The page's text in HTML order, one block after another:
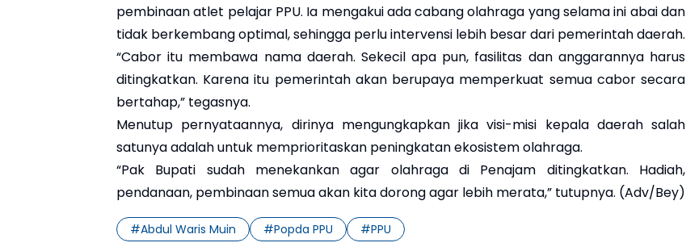
pembinaan atlet pelajar PPU. Ia mengakui ada cabang olahraga yang selama ini abai dan
tidak berkembang optimal, sehingga perlu intervensi lebih besar dari pemerintah daerah.
“Cabor itu membawa nama daerah. Sekecil apa pun, fasilitas dan anggarannya harus
ditingkatkan. Karena itu pemerintah akan berupaya memperkuat semua cabor secara
bertahap,” tegasnya.
Menutup pernyataannya, dirinya mengungkapkan jika visi-misi kepala daerah salah
satunya adalah untuk memprioritaskan peningkatan ekosistem olahraga.
“Pak Bupati sudah menekankan agar olahraga di Penajam ditingkatkan. Hadiah,
pendanaan, pembinaan semua akan kita dorong agar lebih merata,” tutupnya. (Adv/Bey)
#Abdul Waris Muin #Popda PPU #PPU